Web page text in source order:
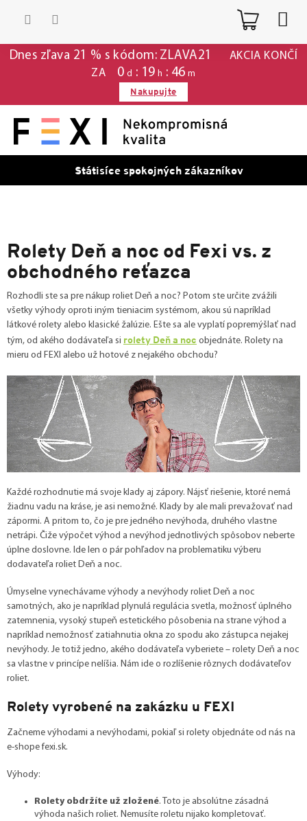
Dnes zľava 21 % s kódom: ZLAVA21
AKCIA KONČÍ
ZA
0 d 19 h 46 m
Nakupujte
Státisíce spokojných zákazníkov
Rolety Deň a noc od Fexi vs. z
obchodného reťazca
Rozhodli ste sa pre nákup roliet Deň a noc? Potom ste určite zvážili
všetky výhody oproti iným tieniacim systémom, akou sú napríklad
látkové rolety alebo klasické žalúzie. Ešte sa ale vyplatí popremýšlať nad
tým, od akého dodávateľa si rolety Deň a noc objednáte. Rolety na
mieru od FEXI alebo už hotové z nejakého obchodu?
Každé rozhodnutie má svoje klady aj zápory. Nájsť riešenie, ktoré nemá
žiadnu vadu na kráse, je asi nemožné. Klady by ale mali prevažovať nad
zápormi. A pritom to, čo je pre jedného nevýhoda, druhého vlastne
netrápi. Čiže výpočet výhod a nevýhod jednotlivých spôsobov neberte
úplne doslovne. Ide len o pár pohľadov na problematiku výberu
dodavateľa roliet Deň a noc.
Úmyselne vynechávame výhody a nevýhody roliet Deň a noc
samotných, ako je napríklad plynulá regulácia svetla, možnosť úplného
zatemnenia, vysoký stupeň estetického pôsobenia na strane výhod a
napríklad nemožnosť zatiahnutia okna zo spodu ako zástupca nejakej
nevýhody. Je totiž jedno, akého dodávateľa vyberiete – rolety Deň a noc
sa vlastne v princípe nelíšia. Nám ide o rozlíšenie rôznych dodávateľov
roliet.
Rolety vyrobené na zakázku u FEXI
Začneme výhodami a nevýhodami, pokiaľ si rolety objednáte od nás na
e-shope fexi.sk.
Výhody:
Rolety obdržíte už zložené. Toto je absolútne zásadná
výhoda našich roliet. Nemusíte roletu nijako kompletovať.